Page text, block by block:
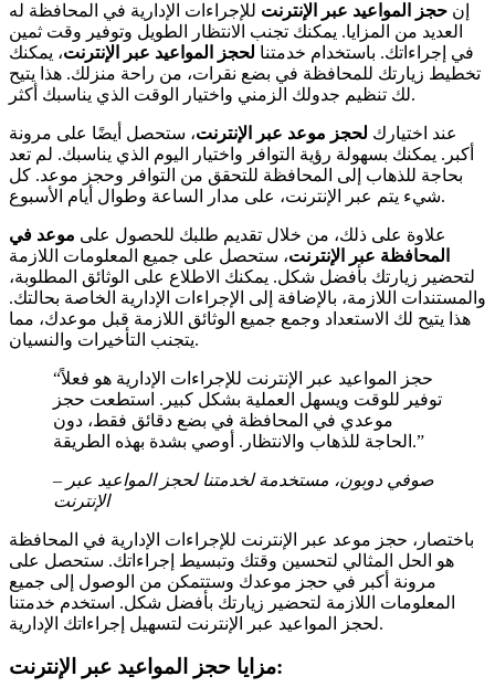
إن حجز المواعيد عبر الإنترنت للإجراءات الإدارية في المحافظة له
العديد من المزايا. يمكنك تجنب الانتظار الطويل وتوفير وقت ثمين
في إجراءاتك. باستخدام خدمتنا لحجز المواعيد عبر الإنترنت، يمكنك
تخطيط زيارتك للمحافظة في بضع نقرات، من راحة منزلك. هذا يتيح
لك تنظيم جدولك الزمني واختيار الوقت الذي يناسبك أكثر.
عند اختيارك لحجز موعد عبر الإنترنت، ستحصل أيضًا على مرونة
أكبر. يمكنك بسهولة رؤية التوافر واختيار اليوم الذي يناسبك. لم تعد
بحاجة للذهاب إلى المحافظة للتحقق من التوافر وحجز موعد. كل
شيء يتم عبر الإنترنت، على مدار الساعة وطوال أيام الأسبوع.
علاوة على ذلك، من خلال تقديم طلبك للحصول على موعد في
المحافظة عبر الإنترنت، ستحصل على جميع المعلومات اللازمة
لتحضير زيارتك بأفضل شكل. يمكنك الاطلاع على الوثائق المطلوبة،
والمستندات اللازمة، بالإضافة إلى الإجراءات الإدارية الخاصة بحالتك.
هذا يتيح لك الاستعداد وجمع جميع الوثائق اللازمة قبل موعدك، مما
يتجنب التأخيرات والنسيان.
“حجز المواعيد عبر الإنترنت للإجراءات الإدارية هو فعلاً
توفير للوقت ويسهل العملية بشكل كبير. استطعت حجز
موعدي في المحافظة في بضع دقائق فقط، دون
الحاجة للذهاب والانتظار. أوصي بشدة بهذه الطريقة.”
– صوفي دوبون، مستخدمة لخدمتنا لحجز المواعيد عبر
الإنترنت
باختصار، حجز موعد عبر الإنترنت للإجراءات الإدارية في المحافظة
هو الحل المثالي لتحسين وقتك وتبسيط إجراءاتك. ستحصل على
مرونة أكبر في حجز موعدك وستتمكن من الوصول إلى جميع
المعلومات اللازمة لتحضير زيارتك بأفضل شكل. استخدم خدمتنا
لحجز المواعيد عبر الإنترنت لتسهيل إجراءاتك الإدارية.
مزايا حجز المواعيد عبر الإنترنت: